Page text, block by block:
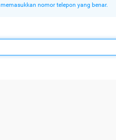
nomor telepon yang benar.